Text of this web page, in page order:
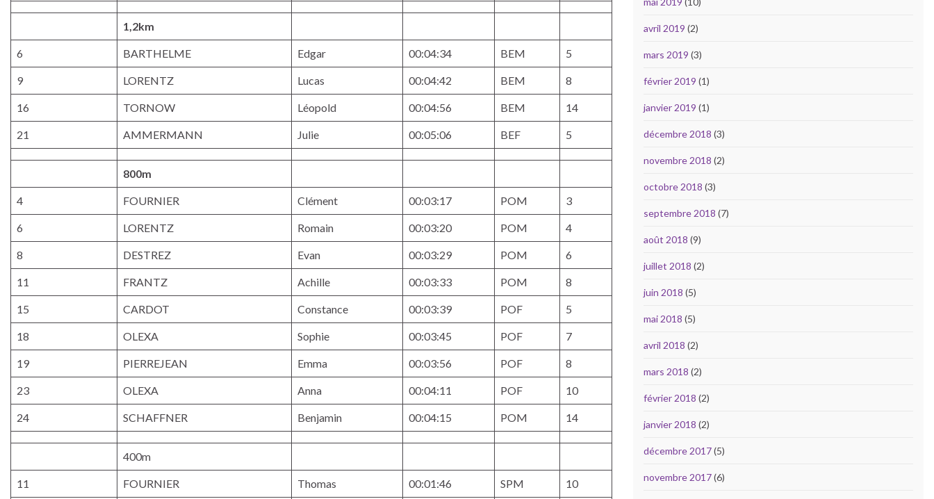
1,2km
6 BARTHELME Edgar 00:04:34 BEM 5
9 LORENTZ Lucas 00:04:42 BEM 8
16 TORNOW Léopold 00:04:56 BEM 14
21 AMMERMANN Julie 00:05:06 BEF 5
800m
4 FOURNIER Clément 00:03:17 POM 3
6 LORENTZ Romain 00:03:20 POM 4
8 DESTREZ Evan 00:03:29 POM 6
11 FRANTZ Achille 00:03:33 POM 8
15 CARDOT Constance 00:03:39 POF 5
18 OLEXA Sophie 00:03:45 POF 7
19 PIERREJEAN Emma 00:03:56 POF 8
23 OLEXA Anna 00:04:11 POF 10
24 SCHAFFNER Benjamin 00:04:15 POM 14
400m
11 FOURNIER Thomas 00:01:46 SPM 10
avril 2019 (2)
mars 2019 (3)
février 2019 (1)
janvier 2019 (1)
décembre 2018 (3)
novembre 2018 (2)
octobre 2018 (3)
septembre 2018 (7)
août 2018 (9)
juillet 2018 (2)
juin 2018 (5)
mai 2018 (5)
avril 2018 (2)
mars 2018 (2)
février 2018 (2)
janvier 2018 (2)
décembre 2017(5)
novembre 2017(6)